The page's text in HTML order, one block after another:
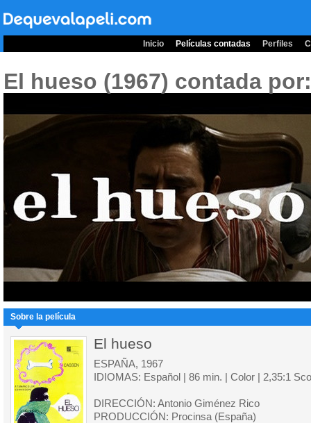
Inicio Películas contadas Perfiles
El hueso (1967) contada
Sobre la película
El hueso
ESPAÑA, 1967
IDIOMAS: Español | 86 min. | Color | 2,35:1
DIRECCIÓN: Antonio Giménez Rico
PRODUCCIÓN: Procinsa (España)